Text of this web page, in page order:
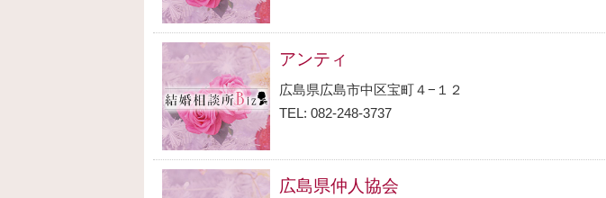
アンティ
広島県広島市中区宝町４−１２
TEL: 082-248-3737
広島県仲人協会